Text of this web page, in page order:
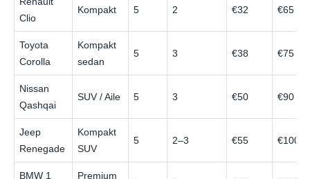
Clio
Kompakt 5 2 €32 €65
Toyota
Corolla
Kompakt
sedan
5 3 €38 €75
Nissan
Qashqai
SUV / Aile 5 3 €50 €90
Jeep
Renegade
Kompakt
SUV
5 2–3 €55 €100
BMW 1
Premium